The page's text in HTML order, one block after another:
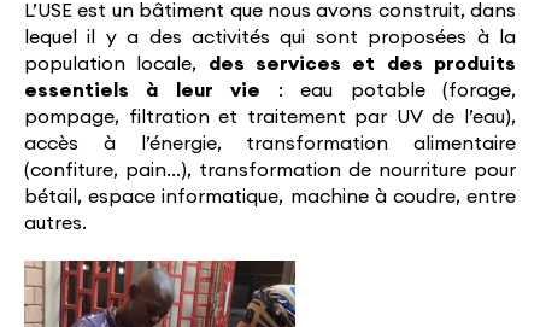
L’USE est un bâtiment que nous avons construit, dans
lequel il y a des activités qui sont proposées à la
population locale, des services et des produits
essentiels à leur vie : eau potable (forage,
pompage, filtration et traitement par UV de l’eau),
accès à l’énergie, transformation alimentaire
(confiture, pain…), transformation de nourriture pour
bétail, espace informatique, machine à coudre, entre
autres.